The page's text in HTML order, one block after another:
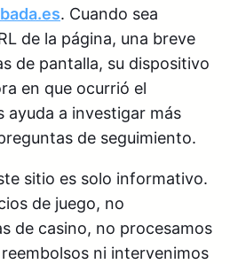
. Cuando sea
de la página, una breve
de pantalla, su dispositivo
en que ocurrió el
a investigar más
de seguimiento.
sitio es solo informativo.
de juego, no
de casino, no procesamos
ni intervenimos